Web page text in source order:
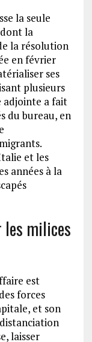
la seule
la
la résolution
en février
ses
plusieurs
adjointe a fait
du bureau, en
et les
années à la
les milices
est
forces
et son
laisser